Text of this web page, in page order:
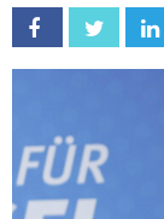
Facebook Twitter